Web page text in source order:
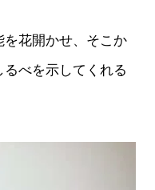
花開かせ、そこか
べを示してくれる